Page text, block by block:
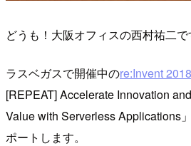
どうも！大阪オフィスの西村祐二で
ラスベガスで開催中のre:Invent 2018
[REPEAT] Accelerate Innovation
Value with Serverless Applications
ポートします。